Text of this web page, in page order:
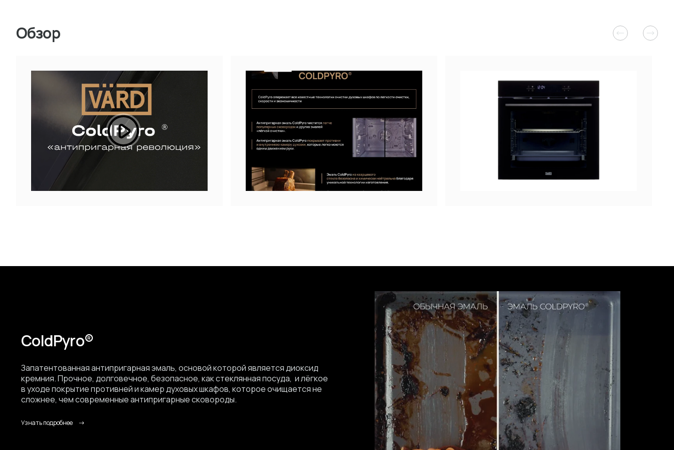
Обзор
ColdPyro®
Запатентованная антипригарная эмаль, основой которой является диоксид
кремния. Прочное, долговечное, безопасное, как стеклянная посуда, и лёгкое
в уходе покрытие противней и камер духовых шкафов, которое очищается не
сложнее, чем современные антипригарные сковороды.
Узнать подробнее